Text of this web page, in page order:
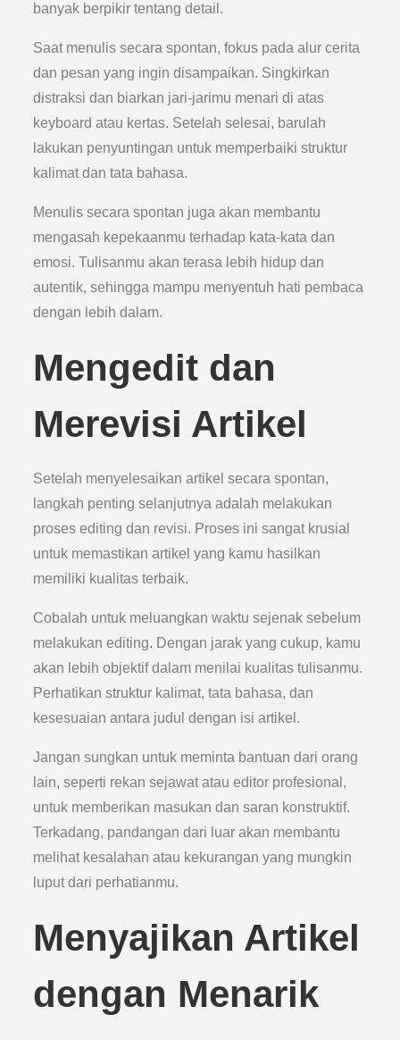
banyak berpikir tentang detail.
Saat menulis secara spontan, fokus pada alur cerita
dan pesan yang ingin disampaikan. Singkirkan
distraksi dan biarkan jari-jarimu menari di atas
keyboard atau kertas. Setelah selesai, barulah
lakukan penyuntingan untuk memperbaiki struktur
kalimat dan tata bahasa.
Menulis secara spontan juga akan membantu
mengasah kepekaanmu terhadap kata-kata dan
emosi. Tulisanmu akan terasa lebih hidup dan
autentik, sehingga mampu menyentuh hati pembaca
dengan lebih dalam.
Mengedit dan
Merevisi Artikel
Setelah menyelesaikan artikel secara spontan,
langkah penting selanjutnya adalah melakukan
proses editing dan revisi. Proses ini sangat krusial
untuk memastikan artikel yang kamu hasilkan
memiliki kualitas terbaik.
Cobalah untuk meluangkan waktu sejenak sebelum
melakukan editing. Dengan jarak yang cukup, kamu
akan lebih objektif dalam menilai kualitas tulisanmu.
Perhatikan struktur kalimat, tata bahasa, dan
kesesuaian antara judul dengan isi artikel.
Jangan sungkan untuk meminta bantuan dari orang
lain, seperti rekan sejawat atau editor profesional,
untuk memberikan masukan dan saran konstruktif.
Terkadang, pandangan dari luar akan membantu
melihat kesalahan atau kekurangan yang mungkin
luput dari perhatianmu.
Menyajikan Artikel
dengan Menarik